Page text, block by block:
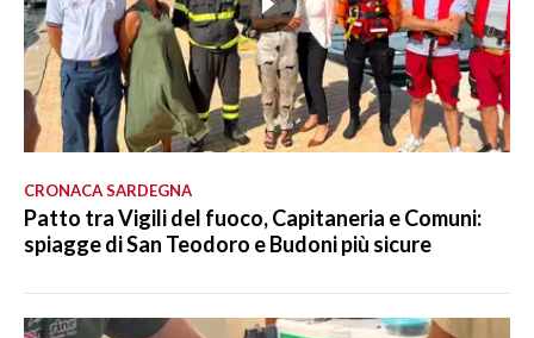
CRONACA SARDEGNA
Patto tra Vigili del fuoco, Capitaneria e Comuni:
spiagge di San Teodoro e Budoni più sicure